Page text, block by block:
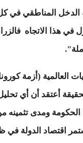
الدخل المناطقي
هذا الاتجاه
العالمية (أزمة
الحقيقة أعتقد أن أي
ومدى تثمينه
اقتصاد الدولة